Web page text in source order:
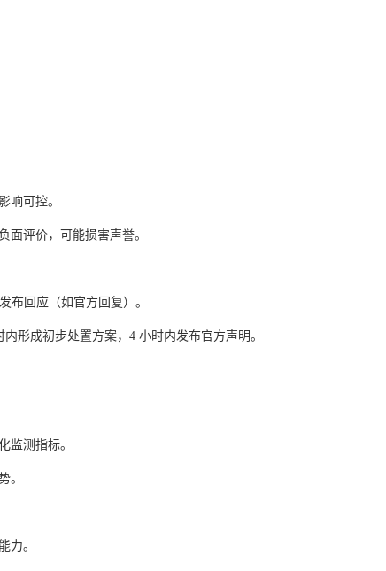
响可控。
面评价，可能损害声誉。
布回应（如官方回复）。
形成初步处置方案，4 小时内发布官方声明。
监测指标。
。
力。